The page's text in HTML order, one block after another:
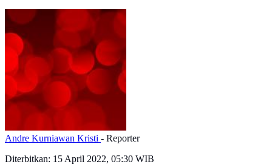
Andre Kurniawan Kristi - Reporter
Diterbitkan: 15 April 2022, 05:30 WIB